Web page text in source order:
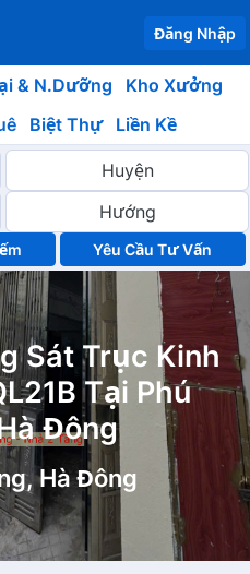
Đăng Nhập
& N.Dưỡng
Kho Xưởng
Biệt Thự Liền Kề
Yêu Cầu Tư Vấn
Sát Trục Kinh
Tại Phú
Đông
Hà Đông